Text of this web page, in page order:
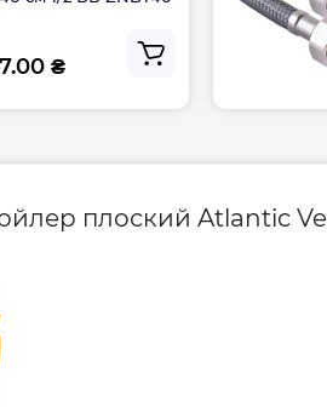
внешний (на
В 230
температура нагрева, °С 70
бар 8
IP 24
горизонтальная
сенсорное
бака сталь
₴
плоский Atlantic